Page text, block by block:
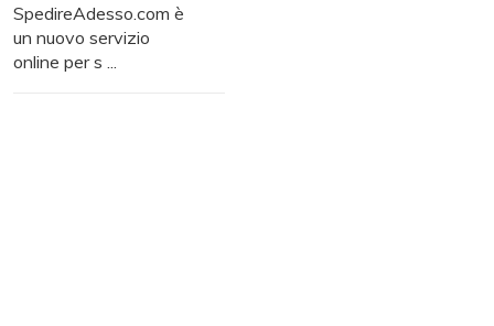
SpedireAdesso.com è
un nuovo servizio
online per s ...